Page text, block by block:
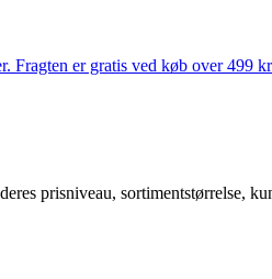
Fragten er gratis ved køb over 499
prisniveau, sortimentstørrelse,